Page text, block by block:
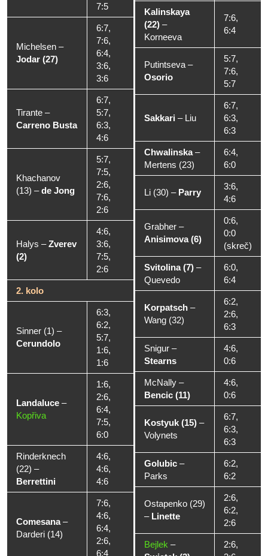
7:5
Michelsen –
Jodar (27)
6:7,
7:6,
6:4,
3:6,
3:6
Tirante –
Carreno Busta
6:7,
5:7,
6:3,
4:6
Khachanov
(13) –de Jong
5:7,
7:5,
2:6,
7:6,
2:6
Halys –Zverev
(2)
4:6,
3:6,
7:5,
2:6
2. kolo
Sinner (1) –
Cerundolo
6:3,
6:2,
5:7,
1:6,
1:6
Landaluce –
Kopřiva
1:6,
2:6,
6:4,
7:5,
6:0
Rinderknech
(22) –
Berrettini
4:6,
4:6,
4:6
Comesana–
Darderi (14)
7:6,
4:6,
6:4,
2:6,
6:4
Kalinskaya
(22) –
Korneeva
7:6,
6:4
Putintseva –
Osorio
5:7,
7:6,
5:7
Sakkari – Liu
6:7,
6:3,
6:3
Chwalinska–
Mertens (23)
6:4,
6:0
Li (30) – Parry
3:6,
4:6
Grabher –
Anisimova (6)
0:6,
0:0
(skreč)
Svitolina (7) –
Quevedo
6:0,
6:4
Korpatsch –
Wang (32)
6:2,
2:6,
6:3
Snigur –
Stearns
4:6,
0:6
McNally –
Bencic (11)
4:6,
0:6
Kostyuk (15) –
Volynets
6:7,
6:3,
6:3
Golubic –
Parks
6:2,
6:2
Ostapenko (29)
– Linette
2:6,
6:2,
2:6
Bejlek –
2:6,